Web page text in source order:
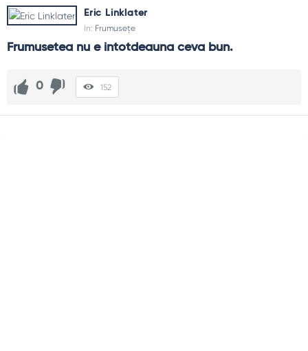
Eric Linklater
In: Frumusețe
Frumusetea nu e intotdeauna ceva bun.
0 152